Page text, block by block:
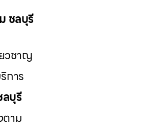
ชลบุรี
วชาญ
การ
บุรี
าม